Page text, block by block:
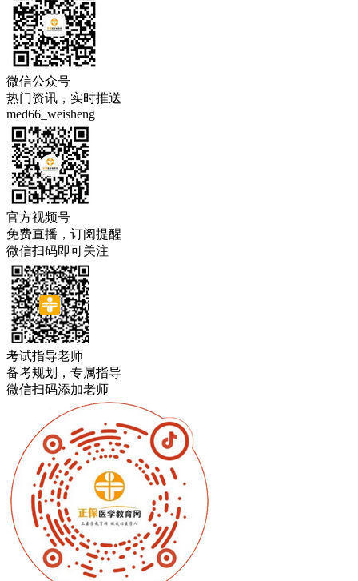
微信公众号
热门资讯，实时推送
med66_weisheng
官方视频号
免费直播，订阅提醒
微信扫码即可关注
考试指导老师
备考规划，专属指导
微信扫码添加老师